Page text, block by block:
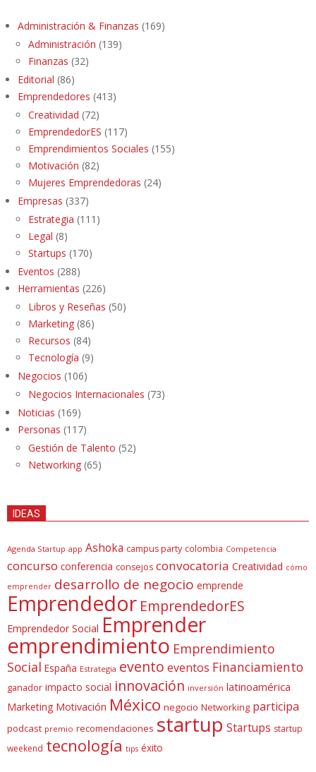
Administración & Finanzas (169)
Administración (139)
Finanzas (32)
Editorial (86)
Emprendedores (413)
Creatividad (72)
EmprendedorES (117)
Emprendimientos Sociales (155)
Motivación (82)
Mujeres Emprendedoras (24)
Empresas (337)
Estrategia (111)
Legal (8)
Startups (170)
Eventos (288)
Herramientas (226)
Libros y Reseñas (50)
Marketing (86)
Recursos (84)
Tecnología (9)
Negocios (106)
Negocios Internacionales (73)
Noticias (169)
Personas (117)
Gestión de Talento (52)
Networking (65)
IDEAS
Agenda Startup app Ashoka campus party colombia Competencia
concurso conferencia consejos convocatoria Creatividad cómo
emprender desarrollo de negocio emprende
Emprendedor EmprendedorES
Emprendedor Social Emprender
emprendimiento Emprendimiento
Social España Estrategia evento eventos Financiamiento
ganador impacto social innovación inversión latinoamérica
Marketing Motivación México negocio Networking participa
podcast premio recomendaciones startup Startups startup
weekend tecnología tips éxito